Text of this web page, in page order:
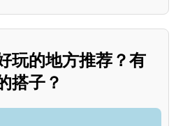
玩的地方推荐？有
搭子？